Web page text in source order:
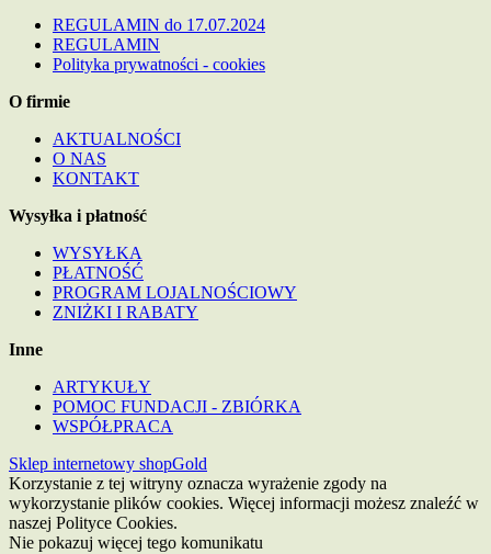
REGULAMIN do 17.07.2024
REGULAMIN
Polityka prywatności - cookies
O firmie
AKTUALNOŚCI
O NAS
KONTAKT
Wysyłka i płatność
WYSYŁKA
PŁATNOŚĆ
PROGRAM LOJALNOŚCIOWY
ZNIŻKI I RABATY
Inne
ARTYKUŁY
POMOC FUNDACJI - ZBIÓRKA
WSPÓŁPRACA
Sklep internetowy shopGold
Korzystanie z tej witryny oznacza wyrażenie zgody na
wykorzystanie plików cookies. Więcej informacji możesz znaleźć w
naszej Polityce Cookies.
Nie pokazuj więcej tego komunikatu